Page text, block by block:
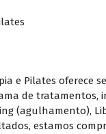
e Pilates oferece
de tratamentos,
(agulhamento),
estamos